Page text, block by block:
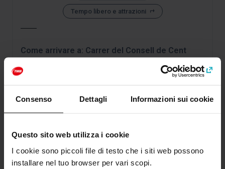
Consenso Dettagli Informazioni sui cookie
Questo sito web utilizza i cookie
I cookie sono piccoli file di testo che i siti web possono
installare nel tuo browser per vari scopi.
Tempo libero e attrazioni
Come arrivare a: Carrer del Consell de Cent
Indirizzo